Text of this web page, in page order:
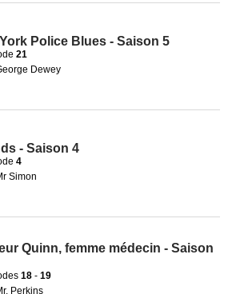
Police Blues - Saison 5
21
Dewey
- Saison 4
4
Simon
Quinn, femme médecin - Saison
18 - 19
Perkins